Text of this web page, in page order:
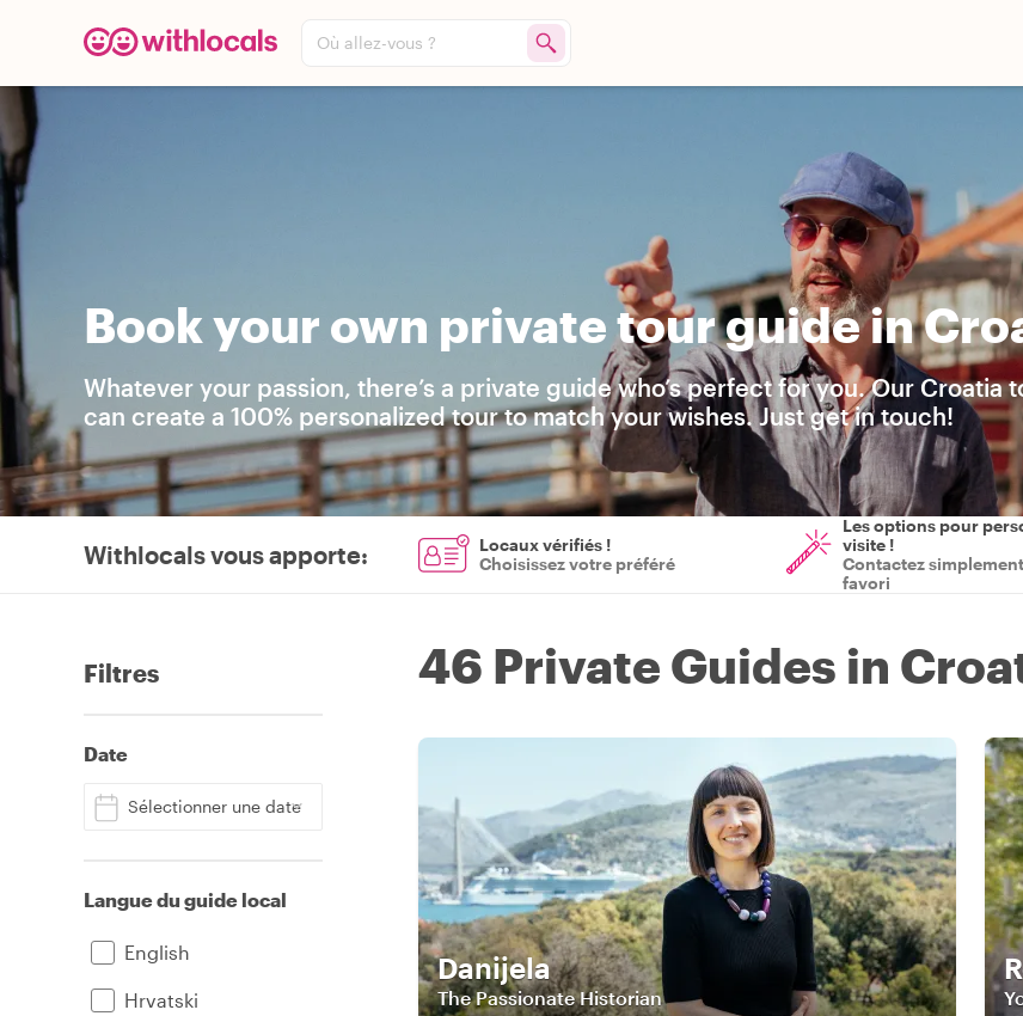
Où allez-vous ?
Book your own private tour guide in
Whatever your passion, there’s a private guide who’s perfect for you. Our Croatia
can create a 100% personalized tour to match your wishes. Just get in touch!
Withlocals vous apporte:
Locaux vérifiés !
Choisissez votre préféré
Les options pour
visite !
Contactez
favori
Filtres
Date
Sélectionner une date
Langue du guide local
English
Hrvatski
46 Private Guides in
Danijela
The Passionate Historian